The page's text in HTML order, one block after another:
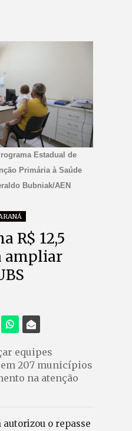
Estadual de
Primária à Saúde
Bubniak/AEN
R$ 12,5
ampliar
equipes
207 municípios
na atenção
autorizou o repasse